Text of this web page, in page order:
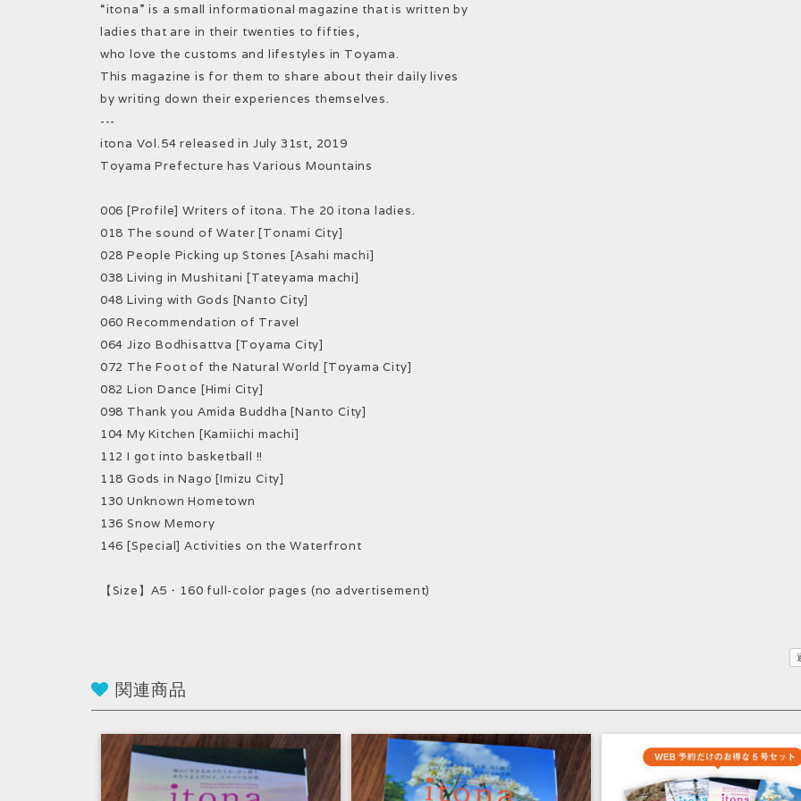
“itona” is a small informational magazine that is written by
ladies that are in their twenties to fifties,
who love the customs and lifestyles in Toyama.
This magazine is for them to share about their daily lives
by writing down their experiences themselves.
---
itona Vol.54 released in July 31st, 2019
Toyama Prefecture has Various Mountains
006 [Profile] Writers of itona. The 20 itona ladies.
018 The sound of Water [Tonami City]
028 People Picking up Stones [Asahi machi]
038 Living in Mushitani [Tateyama machi]
048 Living with Gods [Nanto City]
060 Recommendation of Travel
064 Jizo Bodhisattva [Toyama City]
072 The Foot of the Natural World [Toyama City]
082 Lion Dance [Himi City]
098 Thank you Amida Buddha [Nanto City]
104 My Kitchen [Kamiichi machi]
112 I got into basketball !!
118 Gods in Nago [Imizu City]
130 Unknown Hometown
136 Snow Memory
146 [Special] Activities on the Waterfront
【Size】A5・160 full-color pages (no advertisement)
関連商品